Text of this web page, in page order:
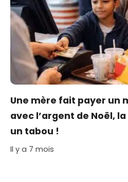
Une mère fait payer un
avec l’argent de Noël,
un tabou !
Il y a 7 mois